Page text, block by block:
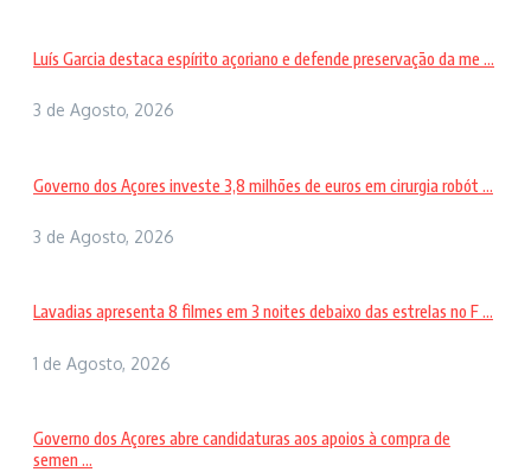
Luís Garcia destaca espírito açoriano e defende preservação da me ...
3 de Agosto, 2026
Governo dos Açores investe 3,8 milhões de euros em cirurgia robót ...
3 de Agosto, 2026
Lavadias apresenta 8 filmes em 3 noites debaixo das estrelas no F ...
1 de Agosto, 2026
Governo dos Açores abre candidaturas aos apoios à compra de
semen ...